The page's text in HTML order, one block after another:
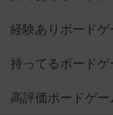
経験ありボードゲ
持ってるボードゲ
高評価ボードゲー